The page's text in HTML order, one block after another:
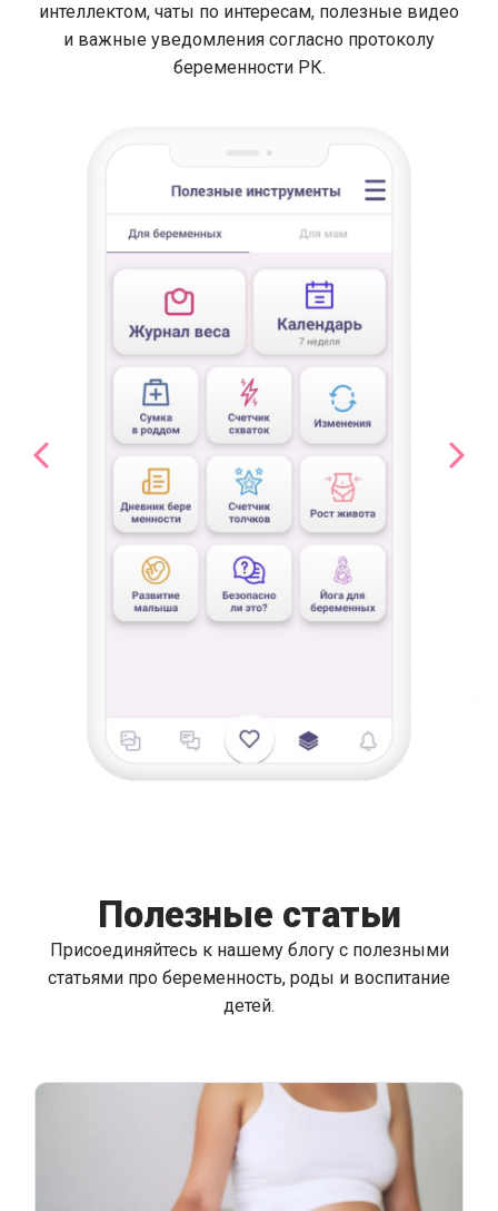
интеллектом, чаты по интересам, полезные видео
и важные уведомления согласно протоколу
беременности РК.
Полезные статьи
Присоединяйтесь к нашему блогу с полезными
статьями про беременность, роды и воспитание
детей.